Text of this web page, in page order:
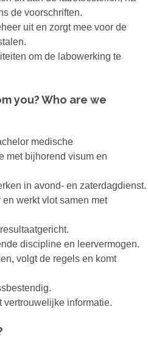
de voorschriften.
uit en zorgt mee voor de
om de labowerking te
you? Who are we
medische
met bijhorend visum en
in avond- en zaterdagdienst.
werkt vlot samen met
discipline en leervermogen.
volgt de regels en komt
vertrouwelijke informatie.